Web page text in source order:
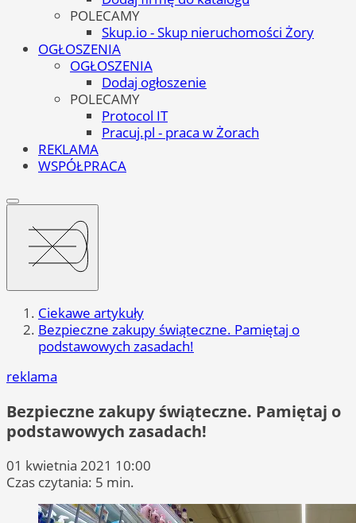
POLECAMY
Skup.io - Skup nieruchomości Żory
OGŁOSZENIA
OGŁOSZENIA
Dodaj ogłoszenie
POLECAMY
Protocol IT
Pracuj.pl - praca w Żorach
REKLAMA
WSPÓŁPRACA
Ciekawe artykuły
Bezpieczne zakupy świąteczne. Pamiętaj o
podstawowych zasadach!
reklama
Bezpieczne zakupy świąteczne. Pamiętaj o
podstawowych zasadach!
01 kwietnia 2021 10:00
Czas czytania: 5 min.